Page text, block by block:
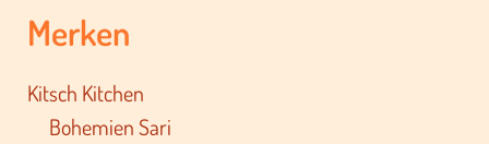
Merken
Kitsch Kitchen
Bohemien Sari